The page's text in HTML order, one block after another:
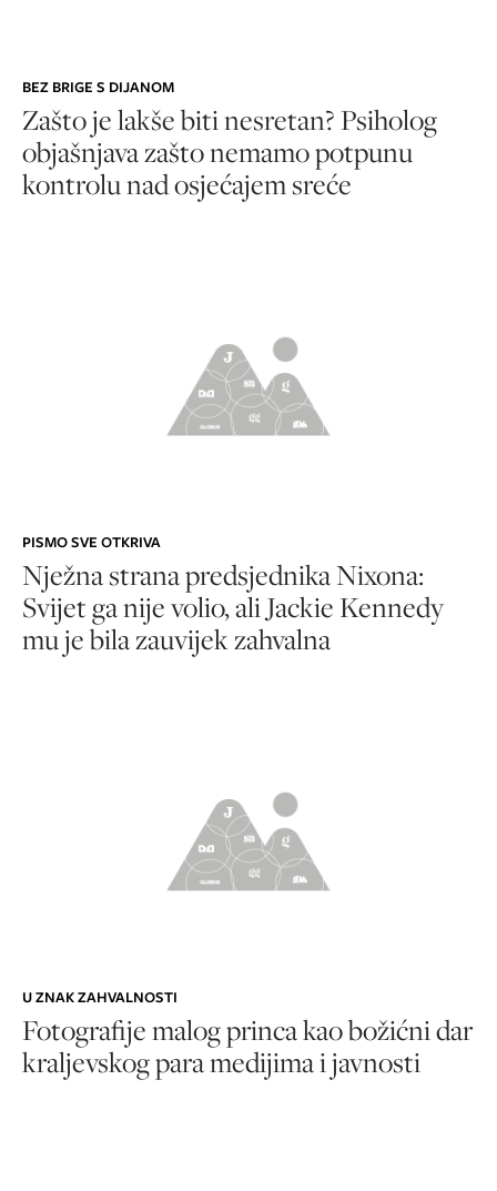
BEZ BRIGE S DIJANOM
Zašto je lakše biti nesretan? Psiholog
objašnjava zašto nemamo potpunu
kontrolu nad osjećajem sreće
PISMO SVE OTKRIVA
Nježna strana predsjednika Nixona:
Svijet ga nije volio, ali Jackie Kennedy
mu je bila zauvijek zahvalna
U ZNAK ZAHVALNOSTI
Fotografije malog princa kao božićni dar
kraljevskog para medijima i javnosti